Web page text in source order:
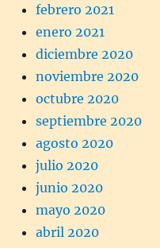
febrero 2021
enero 2021
diciembre 2020
noviembre 2020
octubre 2020
septiembre 2020
agosto 2020
julio 2020
junio 2020
mayo 2020
abril 2020